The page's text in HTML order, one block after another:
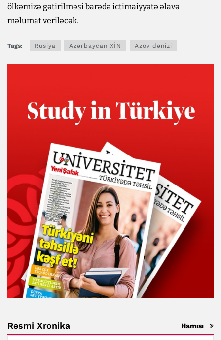
ölkəmizə gətirilməsi barədə ictimaiyyətə əlavə
məlumat veriləcək.
Tags: Rusiya Azərbaycan XİN Azov dənizi
Rəsmi Xronika Hamısı